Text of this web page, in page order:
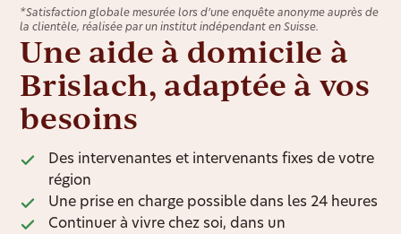
*Satisfaction globale mesurée lors d’une enquête anonyme auprès de
la clientèle, réalisée par un institut indépendant en Suisse.
Une aide à domicile à
Brislach, adaptée à vos
besoins
Des intervenantes et intervenants fixes de votre
région
Une prise en charge possible dans les 24 heures
Continuer à vivre chez soi, dans un